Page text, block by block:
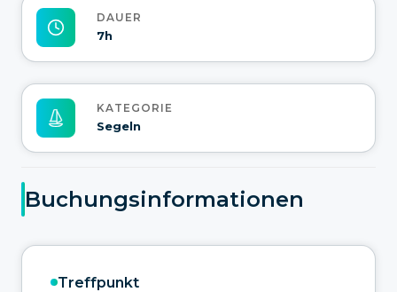
DAUER
7h
KATEGORIE
Segeln
Buchungsinformationen
Treffpunkt